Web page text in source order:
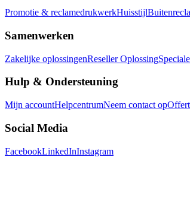
Promotie & reclamedrukwerkHuisstijl
Samenwerken
Zakelijke oplossingenReseller Oplossing
Hulp & Ondersteuning
Mijn accountHelpcentrumNeem contact op
Social Media
FacebookLinkedInInstagram